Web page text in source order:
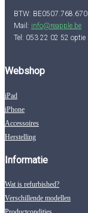
BTW: BE0507.768.670
Mail: info@reapple.be
Tel: 053 22 02 52 optie
Webshop
iPad
iPhone
Accessoires
Herstelling
Informatie
Wat is refurbished?
Verschillende modellen